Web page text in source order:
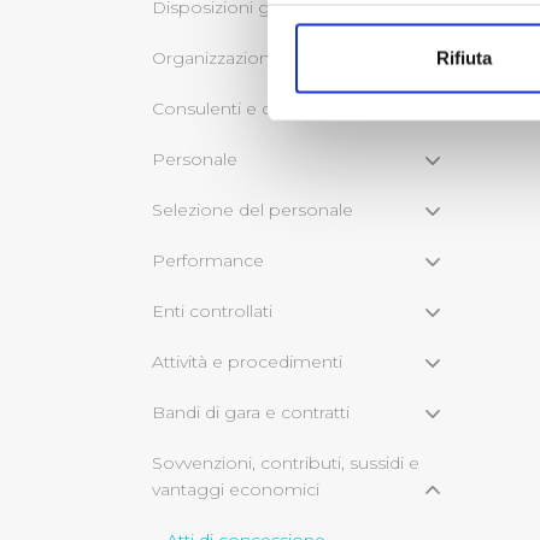
Identificare il tuo
digitali).
modificare o ritirare il tuo
Utilizziamo dei cookie
per personalizzare
pubblicità e social media,
desiderati e le terze parti
Rifiuta
Disposizioni generali
Organizzazione
Consulenti e collaboratori
Personale
Selezione del personale
Performance
Enti controllati
Attività e procedimenti
Bandi di gara e contratti
Sovvenzioni, contributi, sussidi e
vantaggi economici